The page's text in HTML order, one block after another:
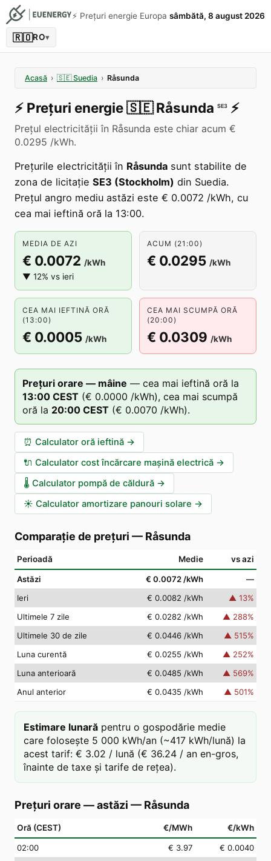
⚡️ Prețuri energie Europa sâmbătă, 8 august 2026
🇷🇴RO▾
Acasă › 🇸🇪 Suedia › Råsunda
⚡️ Prețuri energie🇸🇪 Råsunda SE3 ⚡️
Prețul electricității în Råsunda este chiar acum €
0.0295 /kWh.
Prețurile electricității în Råsunda sunt stabilite de
zona de licitație SE3 (Stockholm) din Suedia.
Prețul angro mediu astăzi este € 0.0072 /kWh, cu
cea mai ieftină oră la 13:00.
MEDIA DE AZI
€ 0.0072 /kWh
▼ 12% vs ieri
ACUM (21:00)
€ 0.0295 /kWh
CEA MAI IEFTINĂ ORĂ
(13:00)
€ 0.0005 /kWh
CEA MAI SCUMPĂ ORĂ
(20:00)
€ 0.0309 /kWh
Prețuri orare — mâine — cea mai ieftină oră la
13:00 CEST (€ 0.0000 /kWh), cea mai scumpă
oră la 20:00 CEST (€ 0.0070 /kWh).
⏰ Calculator oră ieftină →
🔌 Calculator cost încărcare mașină electrică →
🌡️ Calculator pompă de căldură →
☀️ Calculator amortizare panouri solare →
Comparație de prețuri — Råsunda
Perioadă Medie vs azi
Astăzi € 0.0072 /kWh
—
Ieri
€ 0.0082 /kWh ▲ 13%
Ultimele 7 zile
€ 0.0282 /kWh ▲ 288%
Ultimele 30 de zile
€ 0.0446 /kWh ▲ 515%
Luna curentă
€ 0.0255 /kWh ▲ 252%
Luna anterioară
€ 0.0485 /kWh ▲ 569%
Anul anterior
€ 0.0435 /kWh ▲ 501%
Estimare lunară pentru o gospodărie medie
care folosește 5 000 kWh/an (~417 kWh/lună) la
acest tarif: € 3.02 / lună (€ 36.24 / an en-gros,
înainte de taxe și tarife de rețea).
Prețuri orare — astăzi — Råsunda
Oră (CEST) €/MWh €/kWh
02:00 € 3.97
€ 0.0040